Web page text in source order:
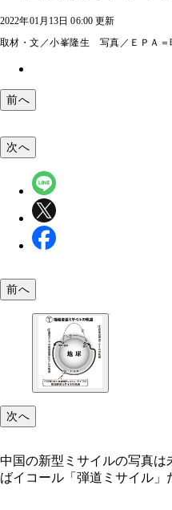
2022年01月13日 06:00 更新
取材・文／小峯隆生 写真／ＥＰＡ
前へ
次へ
前へ
次へ
中国の新型ミサイルの写真は
ばイコール「弾道ミサイル」